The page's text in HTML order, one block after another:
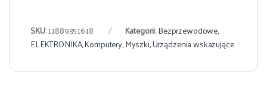
SKU:11889351618 Kategorii:Bezprzewodowe,
ELEKTRONIKA,Komputery,Myszki,Urządzenia wskazujące